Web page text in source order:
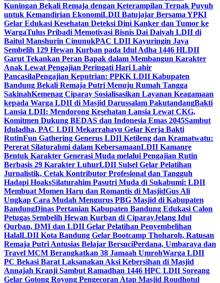
Kuningan Bekali Remaja dengan Keterampilan Ternak Puyuh
untuk Kemandirian EkonomiLDII Batujajar Bersama YPKI
Gelar Edukasi Kesehatan Deteksi Dini Kanker dan Tumor ke
WargaTulus Pribadi Memotivasi Bisnis Dai Daiyah LDII di
Baitul Manshurin CinunukPAC LDII Kayuringin Jaya
Sembelih 129 Hewan Kurban pada Idul Adha 1446 HLDII
Garut Tekankan Peran Bapak dalam Membangun Karakter
Anak Lewat Pengajian Peringati Hari Lahir
PancasilaPengajian Keputrian: PPKK LDII Kabupaten
Bandung Bekali Remaja Putri Menuju Rumah Tangga
SakinahKemenag Ciparay Sosialisasikan Layanan Keagamaan
kepada Warga LDII di Masjid Darussalam PakutandangBakti
Lansia LDII: Mendorong Kesehatan Lansia Lewat CKG,
Komitmen Dukung BEDAS dan Indonesia Emas 2045Sambut
Iduladha, PAC LDII Mekarrahayu Gelar Kerja Bakti
RutinFun Gathering Generus LDII Ketileng dan Kramatwatu:
Pererat Silaturahmi dalam KebersamaanLDII Kamanre
Bentuk Karakter Generasi Muda melalui Pengajian Rutin
Berbasis 29 Karakter LuhurLDII Sulsel Gelar Pelatihan
Jurnalistik, Cetak Kontributor Profesional dan Tangguh
Hadapi HoaksSilaturahim Pasutri Muda di Sukabumi: LDII
Membuat Momen Haru dan Romantis di MasjidGus Ali
Ungkap Cara Mudah Mengurus PBG Masjid di Kabupaten
BandungDinas Pertanian Kabupaten Bandung Edukasi Calon
Petugas Sembelih Hewan Kurban di CiparayJelang Idul
Qurban, DMI dan LDII Gelar Pelatihan Penyembelihan
HalalLDII Kota Bandung Gelar Bootcamp Thoharoh, Ratusan
Remaja Putri Antusias Belajar BersuciPerdana, Umbaraya dan
Travel MCM Berangkatkan 38 Jamaah UmrohWarga LDII
PC Bekasi Barat Laksanakan Aksi Kebersihan di Masjid
Annajah Kranji Sambut Ramadhan 1446 HPC LDII Soreang
Gelar Gotong Royong Pengecoran Atap Masjid Roudhotul